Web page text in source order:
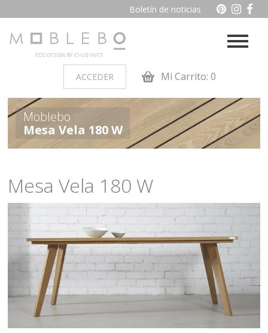
Boletín de noticias
ACCEDER Mi Carrito: 0
PRODUCTOS POR AMBIENTES
Auxiliares Baño
madera
Salon
Moblebo
Mesa Vela 180 W
Mesa Vela 180 W